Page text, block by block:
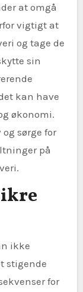
at omgå
vigtigt at
og tage de
sin
kan have
økonomi.
sørge for
på
ikke
stigende
for